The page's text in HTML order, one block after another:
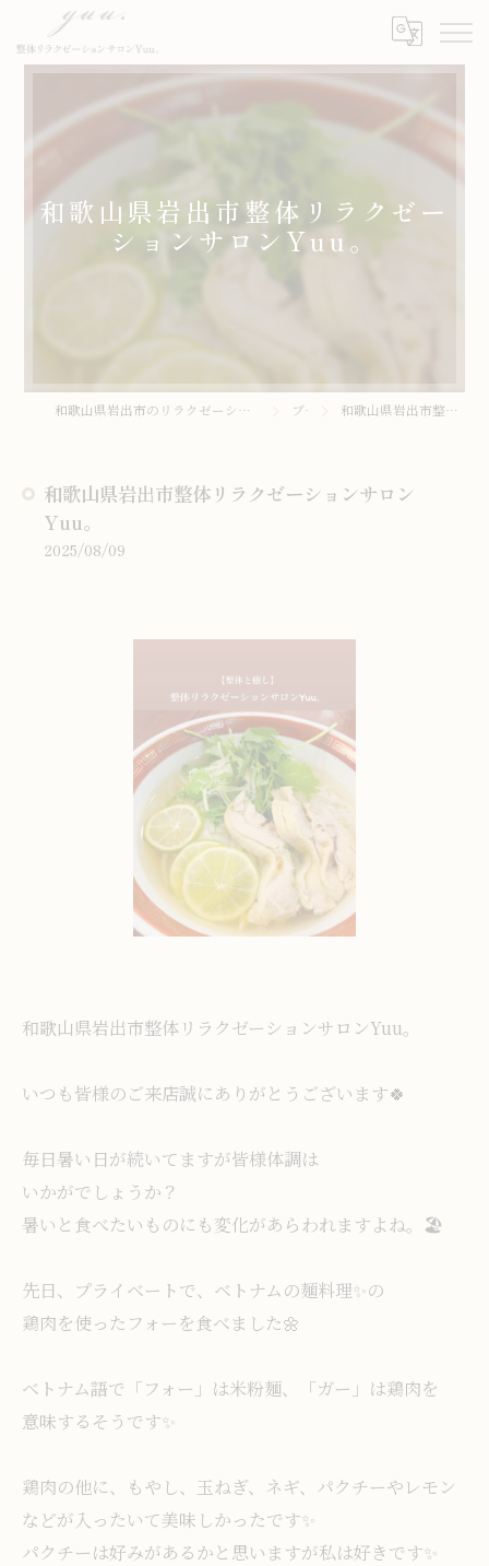
和歌山県岩出市整体リラクゼー
ションサロンYuu。
和歌山県岩出市のリラクゼーションサロンなら整体リラクゼーションサロンYuu。 ブログ 和歌山県岩出市整体リラクゼーションサロンYuu。
和歌山県岩出市整体リラクゼーションサロン
Yuu。
2025/08/09
和歌山県岩出市整体リラクゼーションサロンYuu。
いつも皆様のご来店誠にありがとうございます🍀
毎日暑い日が続いてますが皆様体調は
いかがでしょうか？
暑いと食べたいものにも変化があらわれますよね。🏖
先日、プライベートで、ベトナムの麺料理✨️の
鶏肉を使ったフォーを食べました🌼
ベトナム語で「フォー」は米粉麺、「ガー」は鶏肉を
意味するそうです✨️
鶏肉の他に、もやし、玉ねぎ、ネギ、パクチーやレモン
などが入ったいて美味しかったです✨️
パクチーは好みがあるかと思いますが私は好きです✨️